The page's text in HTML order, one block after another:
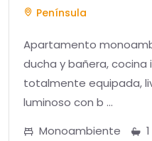
Península
Apartamento
ducha y bañera,
totalmente equipada,
luminoso con b ...
Monoambiente